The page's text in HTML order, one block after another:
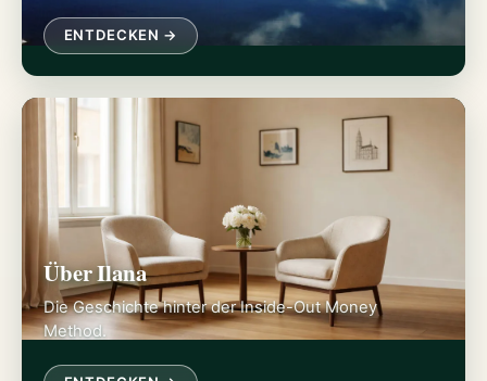
ENTDECKEN →
Über Ilana
Die Geschichte hinter der Inside-Out Money
Method.